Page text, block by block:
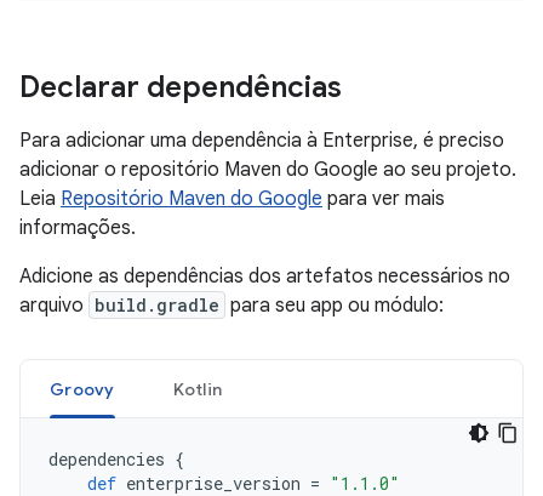
Declarar dependências
Para adicionar uma dependência à Enterprise, é preciso
adicionar o repositório Maven do Google ao seu projeto.
Leia Repositório Maven do Google para ver mais
informações.
Adicione as dependências dos artefatos necessários no
arquivo build.gradle para seu app ou módulo:
Groovy Kotlin
dependencies {
def enterprise_version = "1.1.0"